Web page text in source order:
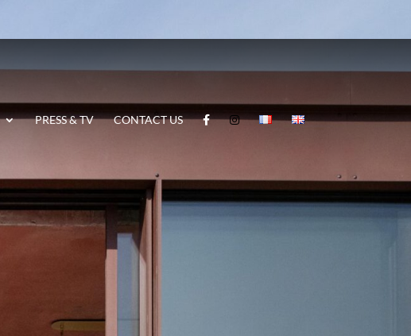
PRESS & TV CONTACT US